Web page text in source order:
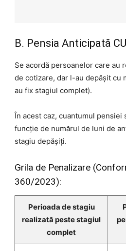
B. Pensia Anticipată
Se acordă persoanelor care au
de cotizare, dar l-au depășit cu
au fix stagiul complet).
În acest caz, cuantumul pensiei
funcție de numărul de luni de
stagiu depășiți.
Grila de Penalizare
360/2023):
Perioada de stagiu
realizată peste stagiul
complet